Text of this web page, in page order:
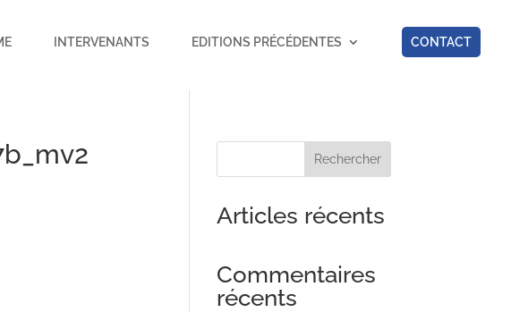
INTERVENANTS EDITIONS PRÉCÉDENTES CONTACT
Rechercher
Articles récents
Commentaires
récents